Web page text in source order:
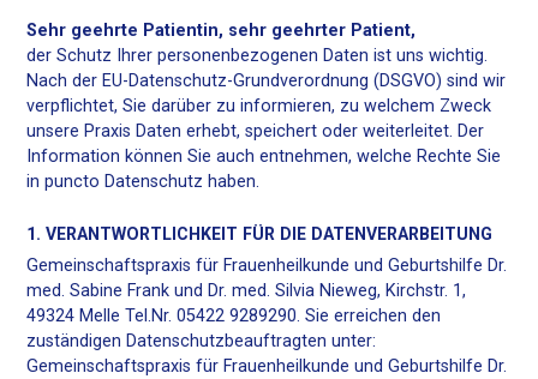
Sehr geehrte Patientin, sehr geehrter Patient,
der Schutz Ihrer personenbezogenen Daten ist uns wichtig.
Nach der EU-Datenschutz-Grundverordnung (DSGVO) sind wir
verpflichtet, Sie darüber zu informieren, zu welchem Zweck
unsere Praxis Daten erhebt, speichert oder weiterleitet. Der
Information können Sie auch entnehmen, welche Rechte Sie
in puncto Datenschutz haben.
1. VERANTWORTLICHKEIT FÜR DIE DATENVERARBEITUNG
Gemeinschaftspraxis für Frauenheilkunde und Geburtshilfe Dr.
med. Sabine Frank und Dr. med. Silvia Nieweg, Kirchstr. 1,
49324 Melle Tel.Nr. 05422 9289290. Sie erreichen den
zuständigen Datenschutzbeauftragten unter:
Gemeinschaftspraxis für Frauenheilkunde und Geburtshilfe Dr.